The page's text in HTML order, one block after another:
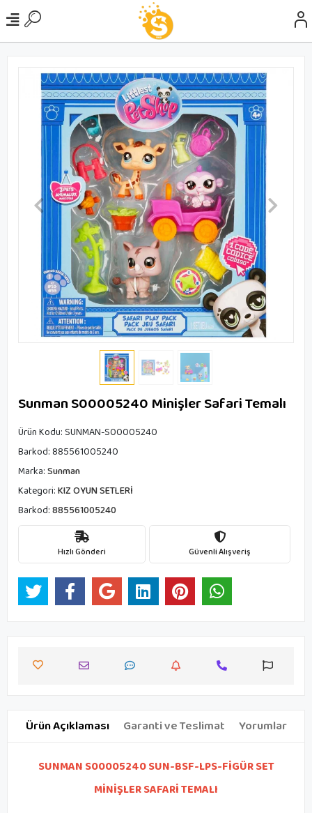
Sunman S00005240 Minişler Safari Temalı
Ürün Kodu:SUNMAN-S00005240
Barkod:885561005240
Marka:Sunman
Kategori:KIZ OYUN SETLERİ
Barkod:885561005240
Hızlı Gönderi Güvenli Alışveriş
Ürün Açıklaması Garanti ve Teslimat Yorumlar
SUNMAN S00005240 SUN-BSF-LPS-FİGÜR SET
MİNİŞLER SAFARİ TEMALI